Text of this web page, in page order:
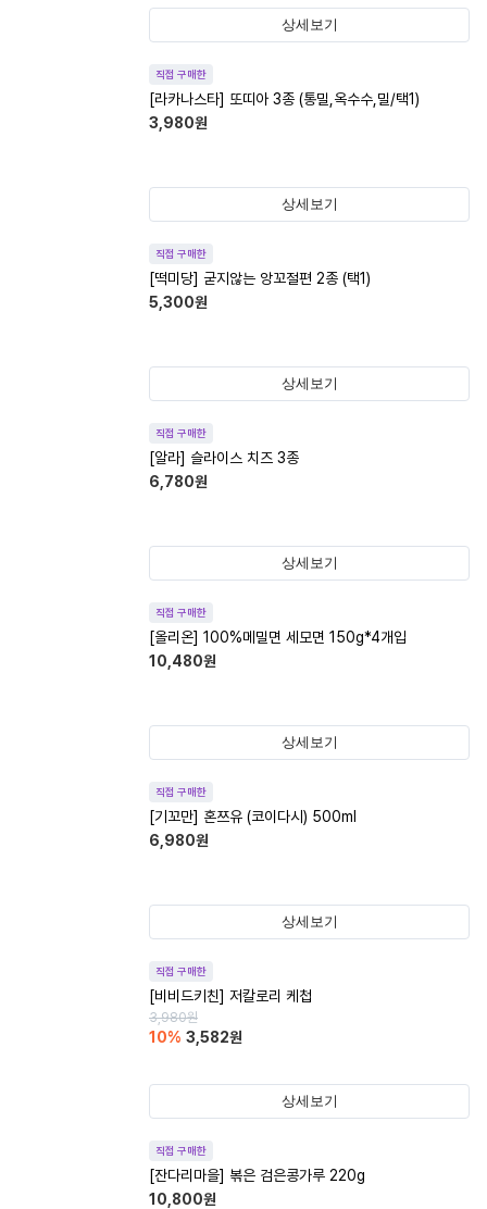
상세보기
직접 구매한
[라카나스타] 또띠아 3종 (통밀,옥수수,밀/택1)
3,980원
상세보기
직접 구매한
[떡미당] 굳지않는 앙꼬절편 2종 (택1)
5,300원
상세보기
직접 구매한
[알라] 슬라이스 치즈 3종
6,780원
상세보기
직접 구매한
[올리온] 100%메밀면 세모면 150g*4개입
10,480원
상세보기
직접 구매한
[기꼬만] 혼쯔유 (코이다시) 500ml
6,980원
상세보기
직접 구매한
[비비드키친] 저칼로리 케첩
3,980원
10% 3,582원
상세보기
직접 구매한
[잔다리마을] 볶은 검은콩가루 220g
10,800원